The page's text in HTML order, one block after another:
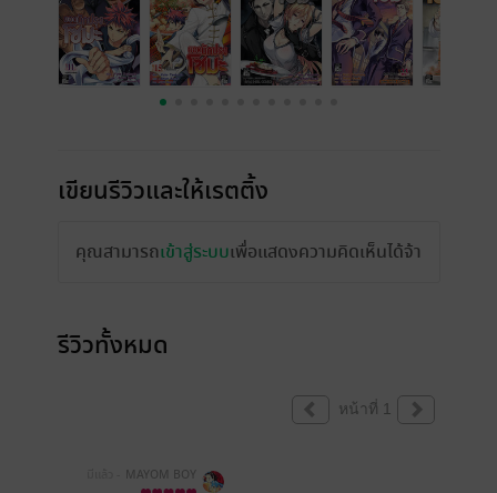
เขียนรีวิวและให้เรตติ้ง
คุณสามารถเข้าสู่ระบบเพื่อแสดงความคิดเห็นได้จ้า
รีวิวทั้งหมด
หน้าที่ 1
MAYOM BOY